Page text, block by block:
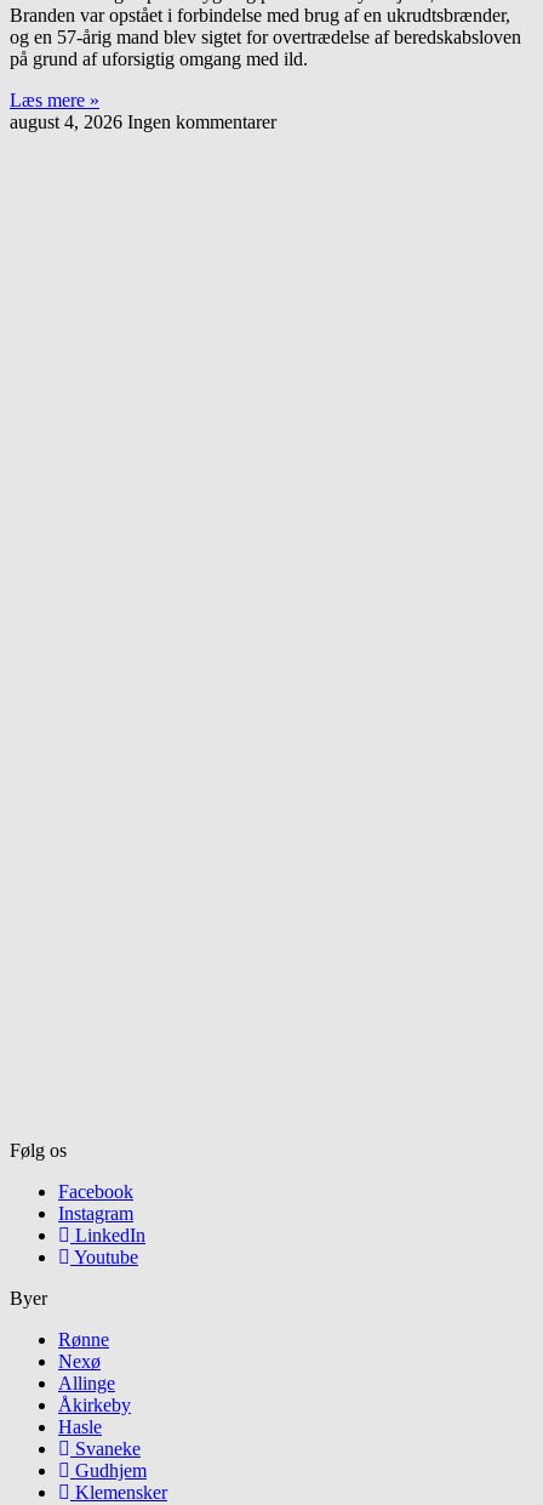
Branden var opstået i forbindelse med brug af en ukrudtsbrænder,
og en 57-årig mand blev sigtet for overtrædelse af beredskabsloven
på grund af uforsigtig omgang med ild.
Læs mere »
august 4, 2026 Ingen kommentarer
Følg os
Facebook
Instagram
LinkedIn
Youtube
Byer
Rønne
Nexø
Allinge
Åkirkeby
Hasle
Svaneke
Gudhjem
Klemensker